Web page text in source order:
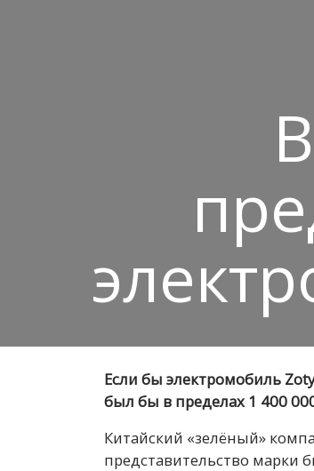
Если бы электромобиль
был бы в пределах 1 400
Китайский «зелёный»
представительство марки